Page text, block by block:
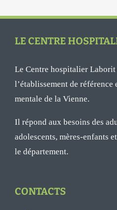
LE CENTRE
Le Centre hospitalier
l’établissement de référence
mentale de la Vienne.
Il répond aux besoins des
adolescents, mères-enfants
le département.
CONTACTS